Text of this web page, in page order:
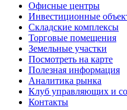
Офисные центры
Инвестиционные
Складские комплексы
Торговые помещения
Земельные участки
Посмотреть на карте
Полезная информация
Аналитика рынка
Клуб управляющих и
Контакты